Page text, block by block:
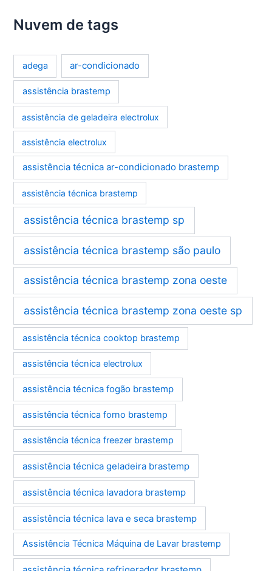
Nuvem de tags
adega ar-condicionado
assistência brastemp
assistência de geladeira electrolux
assistência electrolux
assistência técnica ar-condicionado brastemp
assistência técnica brastemp
assistência técnica brastemp sp
assistência técnica brastemp são paulo
assistência técnica brastemp zona oeste
assistência técnica brastemp zona oeste sp
assistência técnica cooktop brastemp
assistência técnica electrolux
assistência técnica fogão brastemp
assistência técnica forno brastemp
assistência técnica freezer brastemp
assistência técnica geladeira brastemp
assistência técnica lavadora brastemp
assistência técnica lava e seca brastemp
Assistência Técnica Máquina de Lavar brastemp